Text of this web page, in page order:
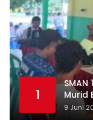
1
Murid
9 Juni